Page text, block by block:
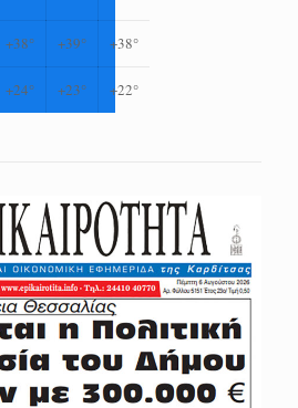
+38° +39° +38°
+24° +23° +22°